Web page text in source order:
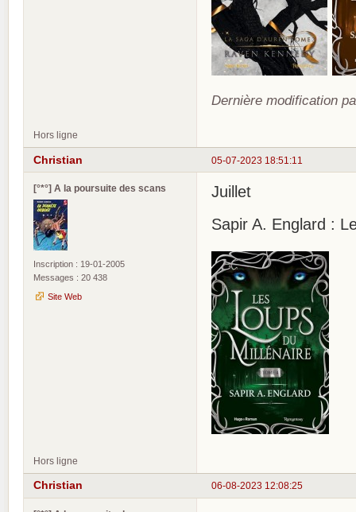
Dernière modification
Hors ligne
05-07-2023 18:51:11
Christian
[°*°] A la poursuite des scans
Inscription : 19-01-2005
Messages : 20 438
Site Web
Juillet
Sapir A. Englard :
Hors ligne
06-08-2023 12:08:25
Christian